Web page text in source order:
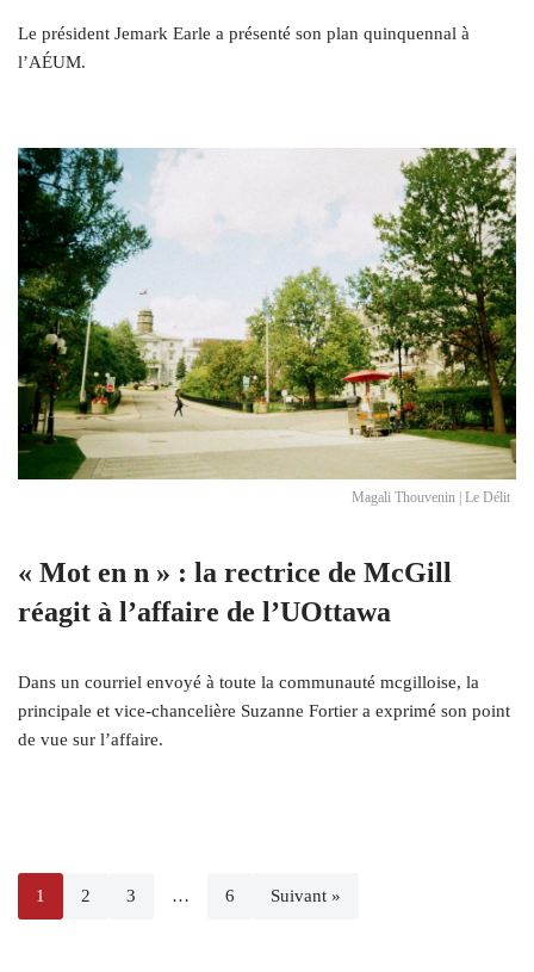
Le président Jemark Earle a présenté son plan quinquennal à
l’AÉUM.
Magali Thouvenin | Le Délit
« Mot en n » : la rectrice de McGill
réagit à l’affaire de l’UOttawa
Dans un courriel envoyé à toute la communauté mcgilloise, la
principale et vice-chancelière Suzanne Fortier a exprimé son point
de vue sur l’affaire.
1 2 3 … 6 Suivant »